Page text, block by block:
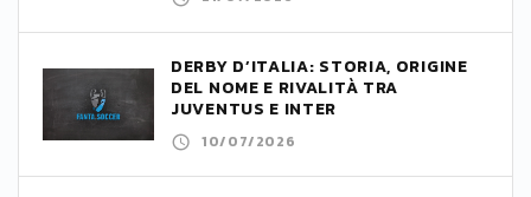
DERBY D’ITALIA: STORIA, ORIGINE
DEL NOME E RIVALITÀ TRA
JUVENTUS E INTER
10/07/2026